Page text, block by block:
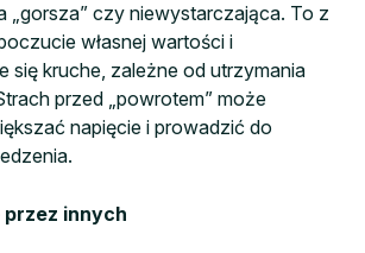
„gorsza” czy niewystarczająca. To z
własnej wartości i
się kruche, zależne od utrzymania
przed „powrotem” może
napięcie i prowadzić do
innych